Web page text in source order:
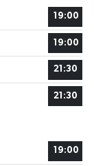
19:00
19:00
21:30
21:30
19:00